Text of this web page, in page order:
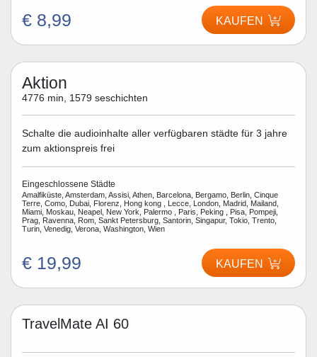
€ 8,99 KAUFEN
Aktion
4776 min, 1579 seschichten
Schalte die audioinhalte aller verfügbaren städte für 3 jahre
zum aktionspreis frei
Eingeschlossene Städte
Amalfiküste, Amsterdam, Assisi, Athen, Barcelona, Bergamo, Berlin, Cinque
Terre, Como, Dubai, Florenz, Hong kong , Lecce, London, Madrid, Mailand,
Miami, Moskau, Neapel, New York, Palermo , Paris, Peking , Pisa, Pompeji,
Prag, Ravenna, Rom, Sankt Petersburg, Santorin, Singapur, Tokio, Trento,
Turin, Venedig, Verona, Washington, Wien
€ 19,99 KAUFEN
TravelMate AI 60